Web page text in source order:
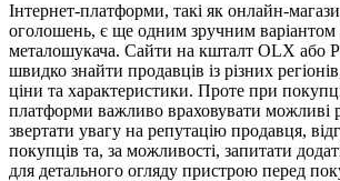
Інтернет-платформи, такі як онлайн-
оголошень, є ще одним зручним
металошукача. Сайти на кшталт OLX або
швидко знайти продавців із різних
ціни та характеристики. Проте при
платформи важливо враховувати можливі
звертати увагу на репутацію продавця,
покупців та, за можливості, запитати
для детального огляду пристрою перед